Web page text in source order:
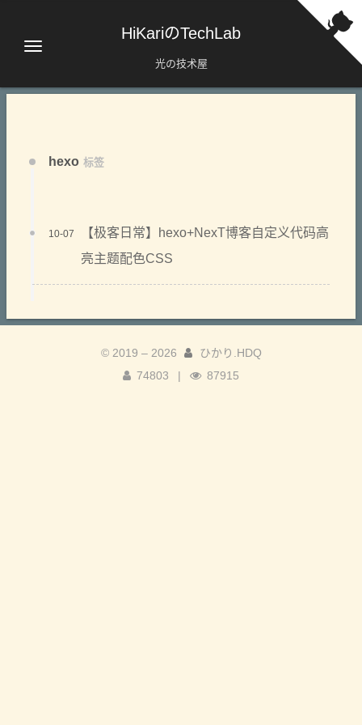
HiKariのTechLab
光の技术屋
hexo 标签
【极客日常】hexo+NexT博客自定义代码高
亮主题配色CSS
10-07
© 2019 – 2026
ひかり.HDQ
74803
| 87915